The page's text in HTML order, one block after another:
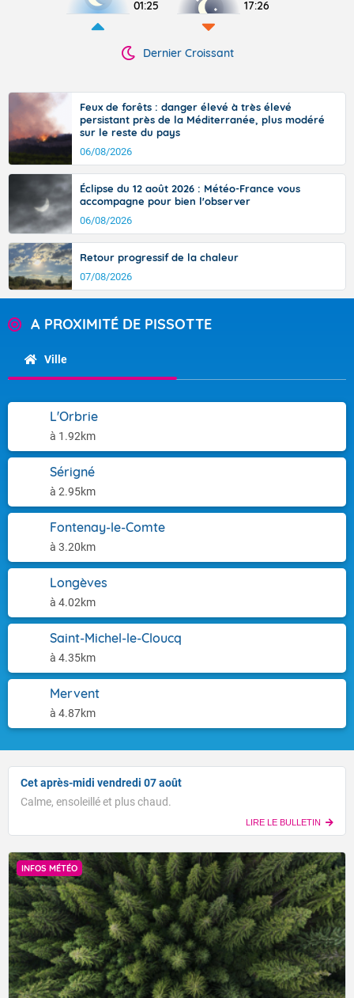
01:25 17:26
Dernier Croissant
Feux de forêts : danger élevé à très élevé
persistant près de la Méditerranée, plus modéré
sur le reste du pays
06/08/2026
Éclipse du 12 août 2026 : Météo-France vous
accompagne pour bien l'observer
06/08/2026
Retour progressif de la chaleur
07/08/2026
A PROXIMITÉ DE PISSOTTE
Ville
L'Orbrie
à 1.92km
Sérigné
à 2.95km
Fontenay-le-Comte
à 3.20km
Longèves
à 4.02km
Saint-Michel-le-Cloucq
à 4.35km
Mervent
à 4.87km
Cet après-midi vendredi 07 août
Calme, ensoleillé et plus chaud.
LIRE LE BULLETIN
INFOS MÉTÉO